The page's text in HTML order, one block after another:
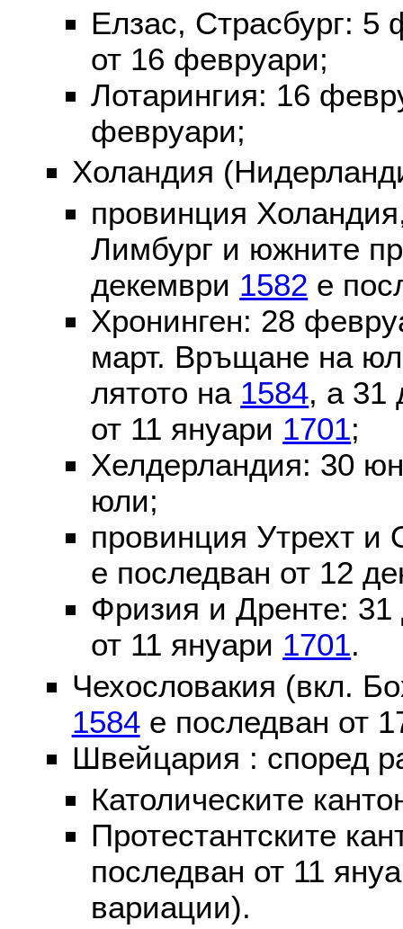
Елзас, Страсбург:
от 16 февруари;
Лотарингия: 16
февруари;
Холандия
провинция
Лимбург и южните
декември 1582 е
Хронинген: 28
март. Връщане на
лятото на 1584, а 31
от 11 януари 1701;
Хелдерландия: 30
юли;
провинция Утрехт
е последван от 12
Фризия и Дренте:
от 11 януари 1701.
Чехословакия (вкл.
1584е последван от
Швейцария : според
Католическите
Протестантските
последван от 11
вариации).